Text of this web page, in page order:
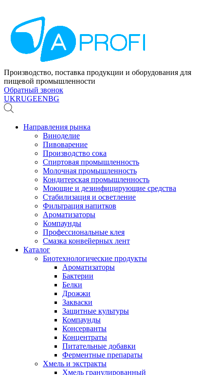
Производство, поставка продукции и оборудования для
пищевой промышленности
Обратный звонок
UKRUGEENBG
Направления рынка
Виноделие
Пивоварение
Производство сока
Спиртовая промышленность
Молочная промышленность
Кондитерская промышленность
Моющие и дезинфицирующие средства
Стабилизация и осветление
Фильтрация напитков
Ароматизаторы
Компаунды
Профессиональные клея
Смазка конвейерных лент
Каталог
Биотехнологические продукты
Ароматизаторы
Бактерии
Белки
Дрожжи
Закваски
Защитные культуры
Компаунды
Консерванты
Концентраты
Питательные добавки
Ферментные препараты
Хмель и экстракты
Хмель гранулированный